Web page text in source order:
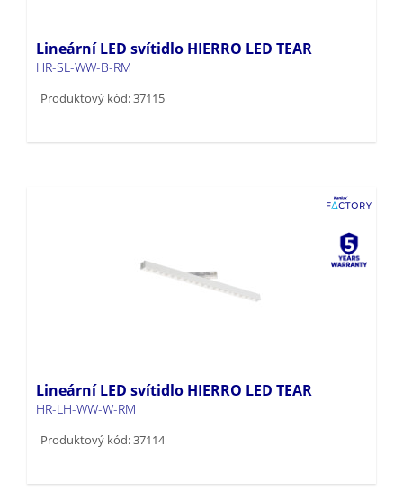
Lineární LED svítidlo HIERRO LED TEAR
HR-SL-WW-B-RM
Produktový kód: 37115
Lineární LED svítidlo HIERRO LED TEAR
HR-LH-WW-W-RM
Produktový kód: 37114